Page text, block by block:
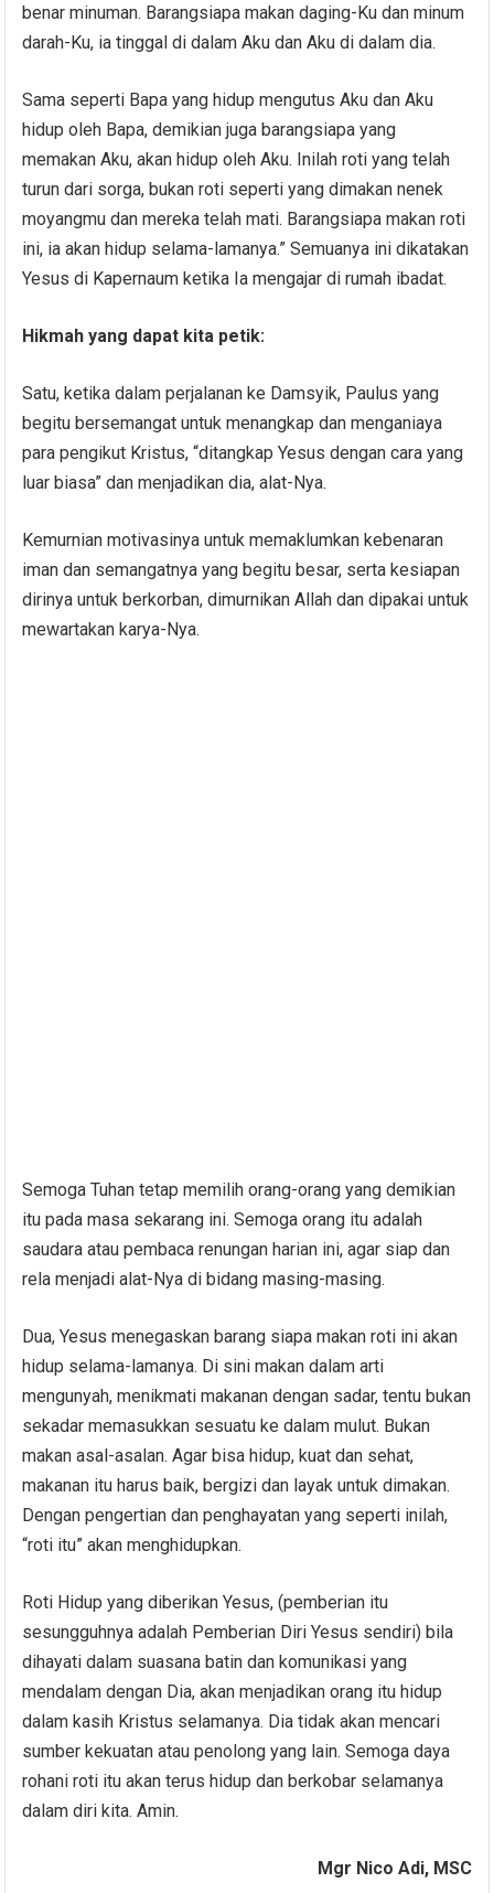
benar minuman. Barangsiapa makan daging-Ku dan minum
darah-Ku, ia tinggal di dalam Aku dan Aku di dalam dia.
Sama seperti Bapa yang hidup mengutus Aku dan Aku
hidup oleh Bapa, demikian juga barangsiapa yang
memakan Aku, akan hidup oleh Aku. Inilah roti yang telah
turun dari sorga, bukan roti seperti yang dimakan nenek
moyangmu dan mereka telah mati. Barangsiapa makan roti
ini, ia akan hidup selama-lamanya.” Semuanya ini dikatakan
Yesus di Kapernaum ketika Ia mengajar di rumah ibadat.
Hikmah yang dapat kita petik:
Satu, ketika dalam perjalanan ke Damsyik, Paulus yang
begitu bersemangat untuk menangkap dan menganiaya
para pengikut Kristus, “ditangkap Yesus dengan cara yang
luar biasa” dan menjadikan dia, alat-Nya.
Kemurnian motivasinya untuk memaklumkan kebenaran
iman dan semangatnya yang begitu besar, serta kesiapan
dirinya untuk berkorban, dimurnikan Allah dan dipakai untuk
mewartakan karya-Nya.
Semoga Tuhan tetap memilih orang-orang yang demikian
itu pada masa sekarang ini. Semoga orang itu adalah
saudara atau pembaca renungan harian ini, agar siap dan
rela menjadi alat-Nya di bidang masing-masing.
Dua, Yesus menegaskan barang siapa makan roti ini akan
hidup selama-lamanya. Di sini makan dalam arti
mengunyah, menikmati makanan dengan sadar, tentu bukan
sekadar memasukkan sesuatu ke dalam mulut. Bukan
makan asal-asalan. Agar bisa hidup, kuat dan sehat,
makanan itu harus baik, bergizi dan layak untuk dimakan.
Dengan pengertian dan penghayatan yang seperti inilah,
“roti itu” akan menghidupkan.
Roti Hidup yang diberikan Yesus, (pemberian itu
sesungguhnya adalah Pemberian Diri Yesus sendiri) bila
dihayati dalam suasana batin dan komunikasi yang
mendalam dengan Dia, akan menjadikan orang itu hidup
dalam kasih Kristus selamanya. Dia tidak akan mencari
sumber kekuatan atau penolong yang lain. Semoga daya
rohani roti itu akan terus hidup dan berkobar selamanya
dalam diri kita. Amin.
Mgr Nico Adi, MSC